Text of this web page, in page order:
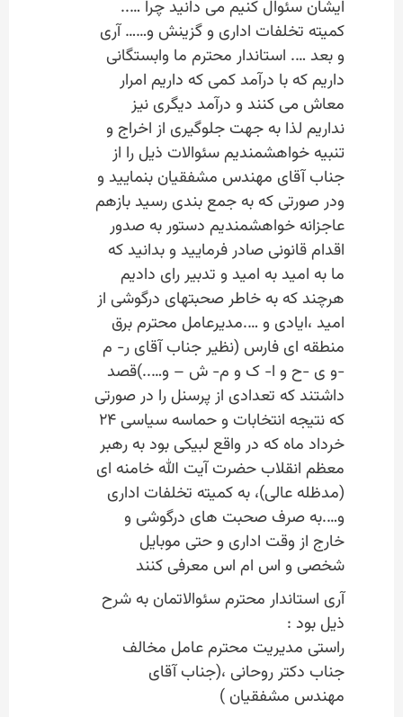
ایشان سئوال کنیم می دانید چرا …..
کمیته تخلفات اداری و گزینش و…… آری
و بعد …. استاندار محترم ما وابستگانی
داریم که با درآمد کمی که داریم امرار
معاش می کنند و درآمد دیگری نیز
نداریم لذا به جهت جلوگیری از اخراج و
تنبیه خواهشمندیم سئوالات ذیل را از
جناب آقای مهندس مشفقیان بنمایید و
ودر صورتی که به جمع بندی رسید بازهم
عاجزانه خواهشمندیم دستور به صدور
اقدام قانونی صادر فرمایید و بدانید که
ما به امید به امید و تدبیر رای دادیم
هرچند که به خاطر صحبتهای درگوشی از
امید ،ایادی و ….مدیرعامل محترم برق
منطقه ای فارس (نظیر جناب آقای ر- م
-و ی -ح و ا- ک و م- ش – و…..)قصد
داشتند که تعدادی از پرسنل را در صورتی
که نتیجه انتخابات و حماسه سیاسی ۲۴
خرداد ماه که در واقع لبیکی بود به رهبر
معظم انقلاب حضرت آیت الله خامنه ای
(مدظله عالی)، به کمیته تخلفات اداری
و….به صرف صحبت های درگوشی و
خارج از وقت اداری و حتی موبایل
شخصی و اس ام اس معرفی کنند
آری استاندار محترم سئوالاتمان به شرح
ذیل بود :
راستی مدیریت محترم عامل مخالف
جناب دکتر روحانی ،(جناب آقای
مهندس مشفقیان )